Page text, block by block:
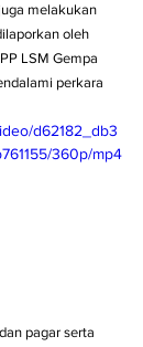
melakukan
oleh
LSM Gempa
perkara
d62182_db3
360p/mp4
pagar serta